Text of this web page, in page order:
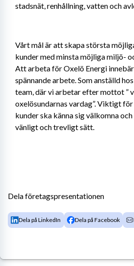
stadsnät, renhållning, vatten och
Vårt mål är att skapa största
kunder med minsta möjliga miljö-
Att arbeta för Oxelö Energi
spännande arbete. Som anställd
team, där vi arbetar efter mottot ”
oxelösundarnas vardag”. Viktigt
kunder ska känna sig välkomna
vänligt och trevligt sätt.
Dela företagspresentationen
Dela på LinkedIn Dela på Facebook